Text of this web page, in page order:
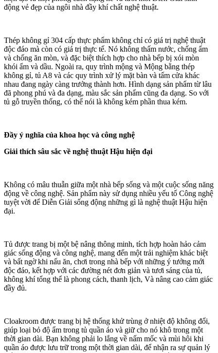
động vẻ đẹp của ngôi nhà đầy khí chất nghệ thuật.
Thép không gỉ 304 cấp thực phẩm không chỉ có giá trị nghệ thuật
độc đáo mà còn có giá trị thực tế. Nó không thấm nước, chống ẩm
và chống ăn mòn, và đặc biệt thích hợp cho nhà bếp bị xói mòn
khói ẩm và dầu. Ngoài ra, quy trình mộng và Mộng bằng thép
không gỉ, tủ A8 và các quy trình xử lý mặt bàn và tấm cửa khác
nhau đang ngày càng trưởng thành hơn. Hình dạng sản phẩm từ lâu
đã phong phú và đa dạng, màu sắc sản phẩm cũng đa dạng. So với
tủ gỗ truyền thống, có thể nói là không kém phần thua kém.
Đầy ý nghĩa của khoa học và công nghệ
Giải thích sâu sắc về nghệ thuật Hậu hiện đại
Không có mâu thuẫn giữa một nhà bếp sống và một cuộc sống năng
động về công nghệ. Sản phẩm này sử dụng nhiều yếu tố Công nghệ
tuyệt vời để Diễn Giải sống động những gì là nghệ thuật Hậu hiện
đại.
Tủ được trang bị một bệ nâng thông minh, tích hợp hoàn hảo cảm
giác sống động và công nghệ, mang đến một trải nghiệm khác biệt
và bất ngờ khi nấu ăn, chơi trong nhà bếp với những ý tưởng mới
độc đáo, kết hợp với các đường nét đơn giản và tươi sáng của tủ,
không khí tổng thể là phong cách, thanh lịch, Và nâng cao cảm giác
đầy đủ.
Cloakroom được trang bị hệ thống khử trùng ở nhiệt độ không đổi,
giúp loại bỏ độ ẩm trong tủ quần áo và giữ cho nó khô trong một
thời gian dài. Bạn không phải lo lắng về nấm mốc và mùi hôi khi
quần áo được lưu trữ trong một thời gian dài, để nhận ra sự quản lý